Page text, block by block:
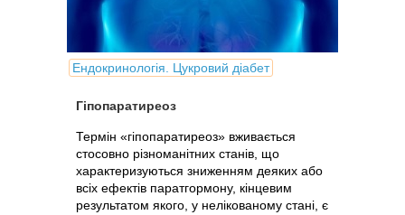
Ендокринологія. Цукровий діабет
Гіпопаратиреоз
Термін «гіпопаратиреоз» вживається
стосовно різноманітних станів, що
характеризуються зниженням деяких або
всіх ефектів паратгормону, кінцевим
результатом якого, у нелікованому стані, є